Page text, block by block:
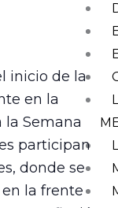
inicio de la
en la
la Semana
participan
donde se
la frente